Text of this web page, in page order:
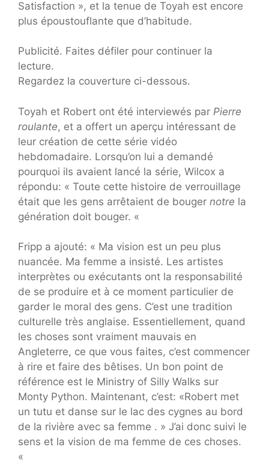
Satisfaction », et la tenue de Toyah est encore
plus époustouflante que d’habitude.
Publicité. Faites défiler pour continuer la
lecture.
Regardez la couverture ci-dessous.
Toyah et Robert ont été interviewés par Pierre
roulante, et a offert un aperçu intéressant de
leur création de cette série vidéo
hebdomadaire. Lorsqu’on lui a demandé
pourquoi ils avaient lancé la série, Wilcox a
répondu: « Toute cette histoire de verrouillage
était que les gens arrêtaient de bouger notre la
génération doit bouger. «
Fripp a ajouté: « Ma vision est un peu plus
nuancée. Ma femme a insisté. Les artistes
interprètes ou exécutants ont la responsabilité
de se produire et à ce moment particulier de
garder le moral des gens. C’est une tradition
culturelle très anglaise. Essentiellement, quand
les choses sont vraiment mauvais en
Angleterre, ce que vous faites, c’est commencer
à rire et faire des bêtises. Un bon point de
référence est le Ministry of Silly Walks sur
Monty Python. Maintenant, c’est: «Robert met
un tutu et danse sur le lac des cygnes au bord
de la rivière avec sa femme . » J’ai donc suivi le
sens et la vision de ma femme de ces choses.
«